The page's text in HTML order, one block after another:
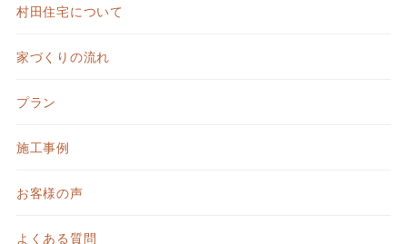
村田住宅について
家づくりの流れ
プラン
施工事例
お客様の声
よくある質問